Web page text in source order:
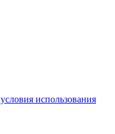
условия использования